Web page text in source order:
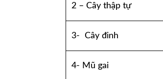
2 – Cây thập tự
3- Cây đinh
4- Mũ gai